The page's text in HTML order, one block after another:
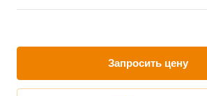
Запросить цену